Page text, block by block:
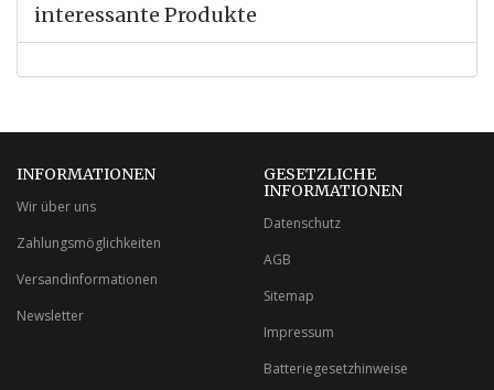
interessante Produkte
INFORMATIONEN
Wir über uns
Zahlungsmöglichkeiten
Versandinformationen
Newsletter
GESETZLICHE
INFORMATIONEN
Datenschutz
AGB
Sitemap
Impressum
Batteriegesetzhinweise